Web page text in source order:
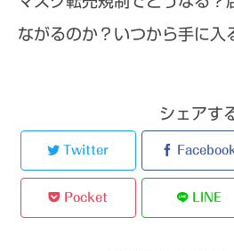
ながるのか？いつから手に入
シェアす
Twitter
Pocket LINE